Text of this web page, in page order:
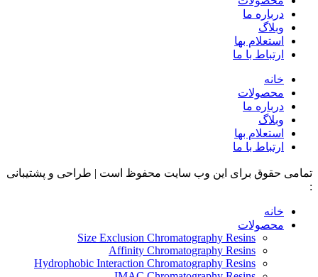
درباره ما
وبلاگ
استعلام بها
ارتباط با ما
خانه
محصولات
درباره ما
وبلاگ
استعلام بها
ارتباط با ما
تمامی حقوق برای این وب سایت محفوظ است | طراحی و پشتیبانی
:
خانه
محصولات
Size Exclusion Chromatography Resins
Affinity Chromatography Resins
Hydrophobic Interaction Chromatography Resins